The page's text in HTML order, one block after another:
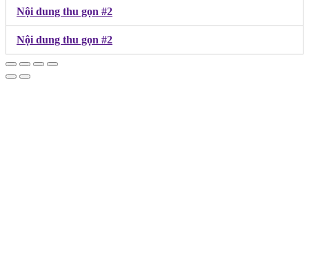
Nội dung thu gọn #2
Nội dung thu gọn #2